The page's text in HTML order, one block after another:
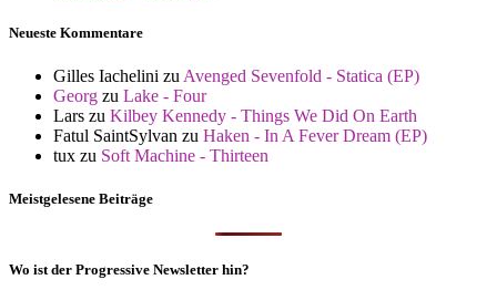
Neueste Kommentare
Gilles Iachelini zu Avenged Sevenfold - Statica (EP)
Georg zu Lake - Four
Lars zu Kilbey Kennedy - Things We Did On Earth
Fatul SaintSylvan zu Haken - In A Fever Dream (EP)
tux zu Soft Machine - Thirteen
Meistgelesene Beiträge
Wo ist der Progressive Newsletter hin?